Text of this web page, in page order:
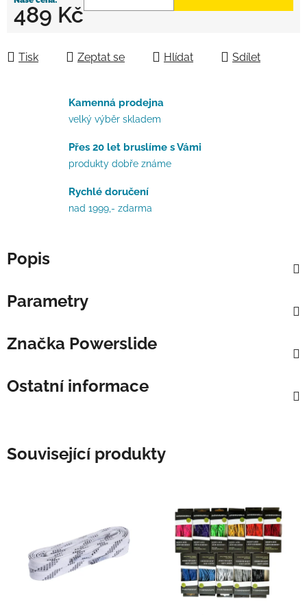
489 Kč
Tisk Zeptat se Hlídat Sdílet
Kamenná prodejna
velký výběr skladem
Přes 20 let bruslíme s Vámi
produkty dobře známe
Rychlé doručení
nad 1999,- zdarma
Popis
Parametry
Značka Powerslide
Ostatní informace
Související produkty